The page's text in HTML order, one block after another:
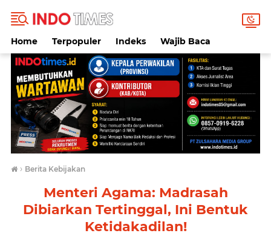
Home Terpopuler Indeks Wajib Baca
› Berita Kebijakan
Menteri Agama: Madrasah
Dibiarkan Tertinggal, Ini Bentuk
Ketidakadilan!